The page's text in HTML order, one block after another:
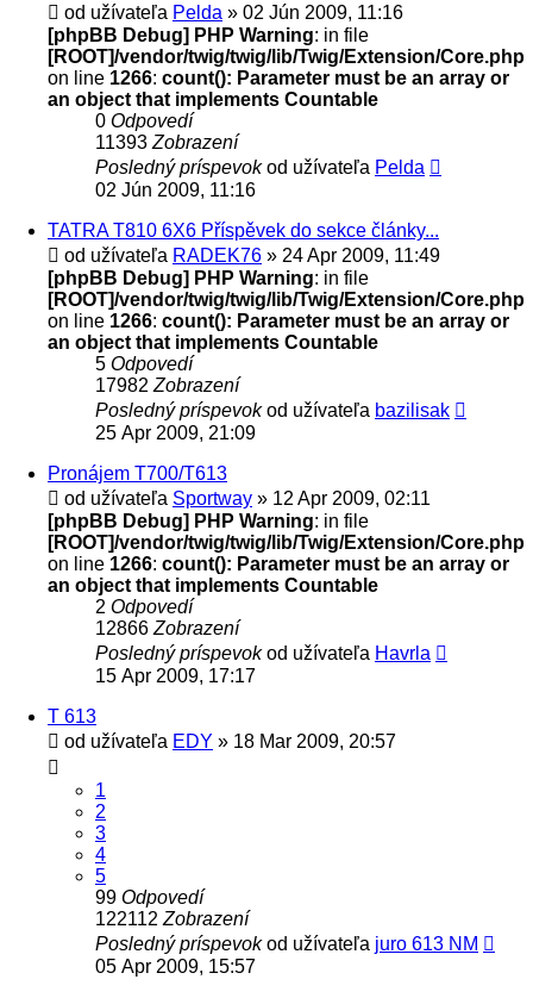
od užívateľa Pelda » 02 Jún 2009, 11:16
[phpBB Debug] PHP Warning: in file
[ROOT]/vendor/twig/twig/lib/Twig/Extension/Core.php
on line 1266: count(): Parameter must be an array or
an object that implements Countable
0 Odpovedí
11393 Zobrazení
Posledný príspevokod užívateľa Pelda
02 Jún 2009, 11:16
TATRA T810 6X6 Příspěvek do sekce články...
od užívateľa RADEK76 » 24 Apr 2009, 11:49
[phpBB Debug] PHP Warning: in file
[ROOT]/vendor/twig/twig/lib/Twig/Extension/Core.php
on line 1266: count(): Parameter must be an array or
an object that implements Countable
5 Odpovedí
17982 Zobrazení
Posledný príspevokod užívateľa bazilisak
25 Apr 2009, 21:09
Pronájem T700/T613
od užívateľa Sportway » 12 Apr 2009, 02:11
[phpBB Debug] PHP Warning: in file
[ROOT]/vendor/twig/twig/lib/Twig/Extension/Core.php
on line 1266: count(): Parameter must be an array or
an object that implements Countable
2 Odpovedí
12866 Zobrazení
Posledný príspevokod užívateľa Havrla
15 Apr 2009, 17:17
T 613
od užívateľa EDY » 18 Mar 2009, 20:57
1
2
3
4
5
99 Odpovedí
122112 Zobrazení
Posledný príspevokod užívateľa juro 613 NM
05 Apr 2009, 15:57